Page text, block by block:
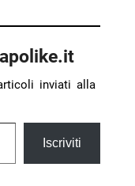
inviati alla
Iscriviti